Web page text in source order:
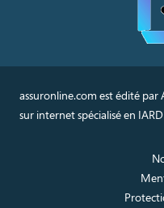
assuronline.com est édité par
sur internet spécialisé en